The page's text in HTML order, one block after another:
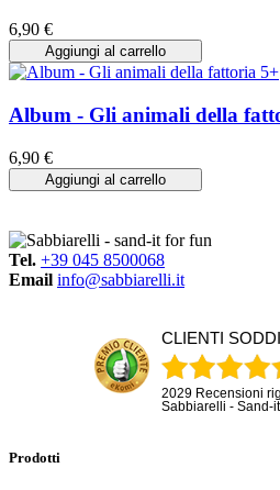
6,90 €
Aggiungi al carrello
Album - Gli animali della
6,90 €
Aggiungi al carrello
Tel. +39 045 8500068
Email info@sabbiarelli.it
CLIENTI
2029 Recensioni
Sabbiarelli - Sand-
Prodotti